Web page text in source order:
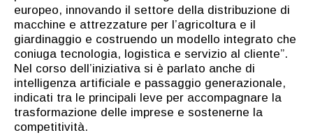
europeo, innovando il settore della distribuzione di
macchine e attrezzature per l’agricoltura e il
giardinaggio e costruendo un modello integrato che
coniuga tecnologia, logistica e servizio al cliente”.
Nel corso dell’iniziativa si è parlato anche di
intelligenza artificiale e passaggio generazionale,
indicati tra le principali leve per accompagnare la
trasformazione delle imprese e sostenerne la
competitività.